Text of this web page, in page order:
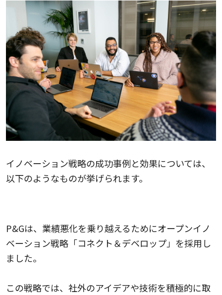
イノベーション戦略の成功事例と効果については、
以下のようなものが挙げられます。
P&Gは、業績悪化を乗り越えるためにオープンイノ
ベーション戦略「コネクト＆デベロップ」を採用し
ました。
この戦略では、社外のアイデアや技術を積極的に取